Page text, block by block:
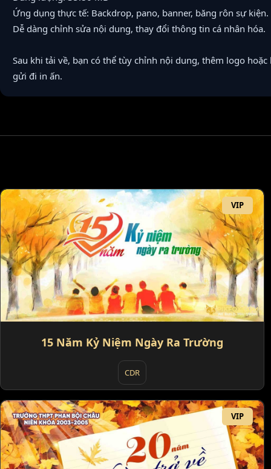
Ứng dụng thực tế: Backdrop, pano, banner, băng rôn sự kiện.
Dễ dàng chỉnh sửa nội dung, thay đổi thông tin cá nhân hóa.
Sau khi tải về, bạn có thể tùy chỉnh nội dung, thêm logo
gửi đi in ấn.
VIP
15 Năm Kỷ Niệm Ngày Ra Trường
CDR
VIP